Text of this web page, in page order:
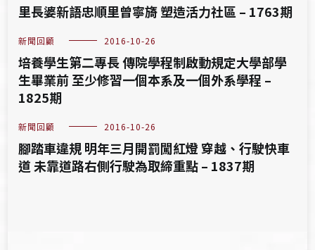
里長婆新語忠順里曾寧旖 塑造活力社區 – 1763期
新聞回顧 2016-10-26
培養學生第二專長 傳院學程制啟動規定大學部學
生畢業前 至少修習一個本系及一個外系學程 –
1825期
新聞回顧 2016-10-26
腳踏車違規 明年三月開罰闖紅燈 穿越、行駛快車
道 未靠道路右側行駛為取締重點 – 1837期